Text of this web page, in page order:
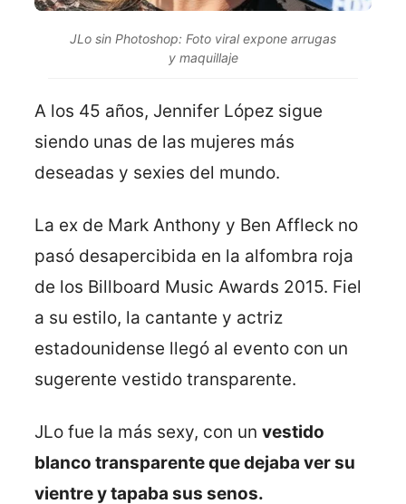
JLo sin Photoshop: Foto viral expone arrugas
y maquillaje
A los 45 años, Jennifer López sigue
siendo unas de las mujeres más
deseadas y sexies del mundo.
La ex de Mark Anthony y Ben Affleck no
pasó desapercibida en la alfombra roja
de los Billboard Music Awards 2015. Fiel
a su estilo, la cantante y actriz
estadounidense llegó al evento con un
sugerente vestido transparente.
JLo fue la más sexy, con un vestido
blanco transparente que dejaba ver su
vientre y tapaba sus senos.